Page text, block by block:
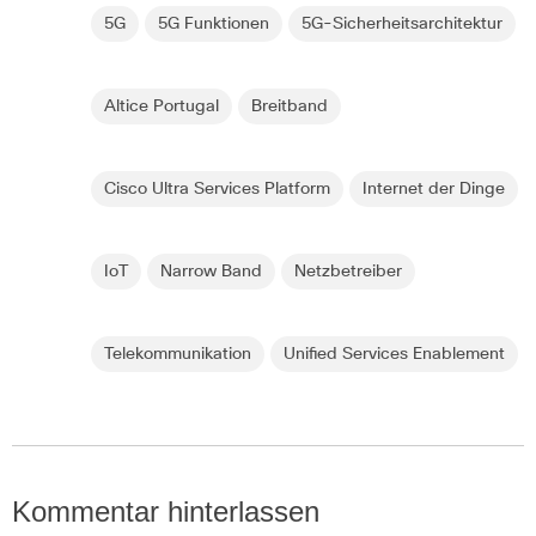
5G 5G Funktionen 5G-Sicherheitsarchitektur
Altice Portugal Breitband
Cisco Ultra Services Platform Internet der Dinge
IoT Narrow Band Netzbetreiber
Telekommunikation Unified Services Enablement
Kommentar hinterlassen